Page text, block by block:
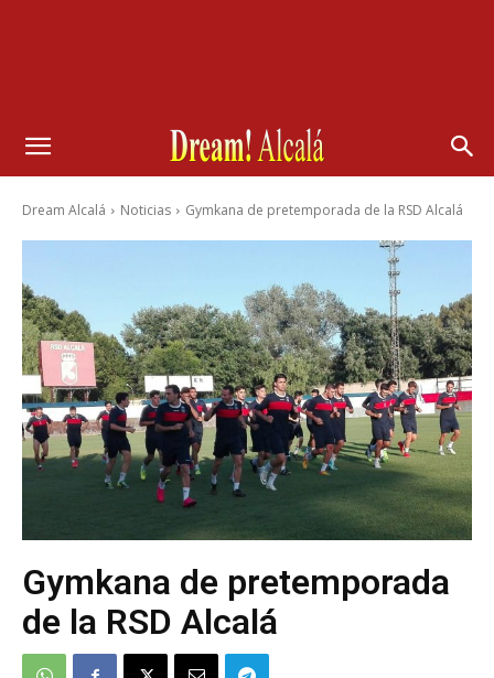
Dream Alcalá Noticias Gymkana de pretemporada de la RSD Alcalá
Gymkana de pretemporada
de la RSD Alcalá